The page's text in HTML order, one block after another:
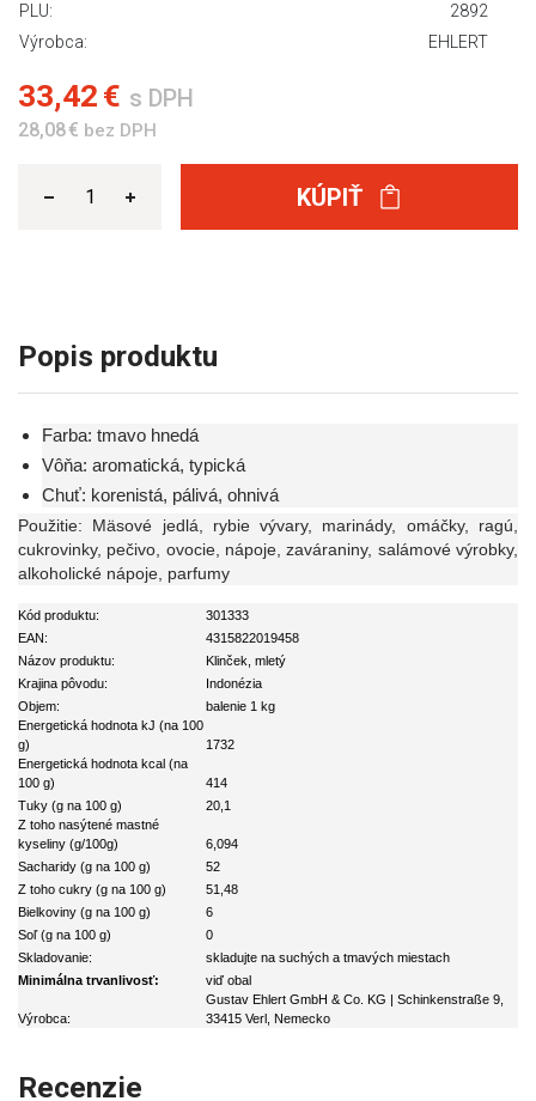
PLU:
2892
Výrobca:
EHLERT
33,42 € s DPH
28,08 € bez DPH
KÚPIŤ
Popis produktu
Farba: tmavo hnedá
Vôňa: aromatická, typická
Chuť: korenistá, pálivá, ohnivá
Použitie: Mäsové jedlá, rybie vývary, marinády, omáčky, ragú,
cukrovinky, pečivo, ovocie, nápoje, zaváraniny, salámové výrobky,
alkoholické nápoje, parfumy
Kód produktu:
301333
EAN:
4315822019458
Názov produktu:
Klinček, mletý
Krajina pôvodu:
Indonézia
Objem:
balenie 1 kg
Energetická hodnota kJ (na 100
g)
1732
Energetická hodnota kcal (na
100 g)
414
Tuky (g na 100 g)
20,1
Z toho nasýtené mastné
kyseliny (g/100g)
6,094
Sacharidy (g na 100 g)
52
Z toho cukry (g na 100 g)
51,48
Bielkoviny (g na 100 g)
6
Soľ (g na 100 g)
0
Skladovanie:
skladujte na suchých a tmavých miestach
Minimálna trvanlivosť:
viď obal
Výrobca:
Gustav Ehlert GmbH & Co. KG | Schinkenstraße 9,
33415 Verl, Nemecko
Recenzie